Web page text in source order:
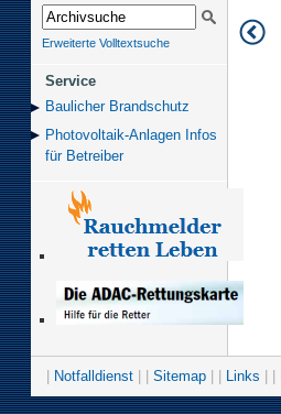
Erweiterte Volltextsuche
Service
Baulicher Brand­schutz
Photovoltaik-Anlagen Infos
für Betreiber
Notfalldienst Sitemap Links